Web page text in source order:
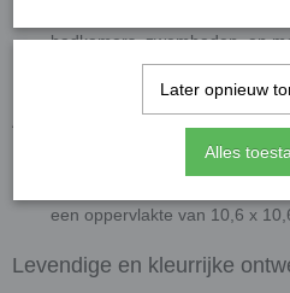
badkamers, zwembaden, en
architectuur en creatieve
Afmetingen
: 20 x 20 mm
: Geleverd op
een oppervlakte van 10,6 x
Levendige en kleurrijke
Later opnieuw
Alles